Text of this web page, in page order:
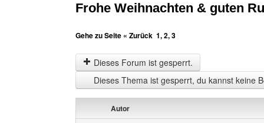
Frohe Weihnachten & guten
Gehe zu Seite « Zurück 1,2,3
Dieses Forum ist gesperrt.
Dieses Thema ist gesperrt, du kannst keine
Autor